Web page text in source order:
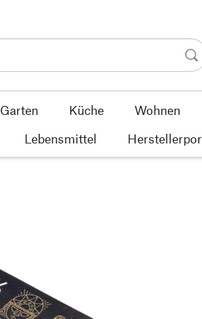
Garten Küche Wohnen
Lebensmittel